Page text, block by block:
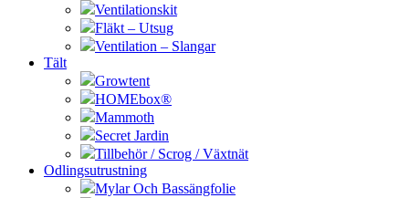
Ventilationskit
Fläkt – Utsug
Ventilation – Slangar
Tält
Growtent
HOMEbox®
Mammoth
Secret Jardin
Tillbehör / Scrog / Växtnät
Odlingsutrustning
Mylar Och Bassängfolie